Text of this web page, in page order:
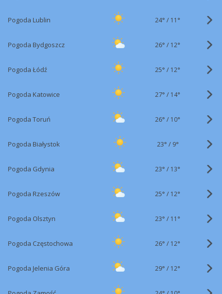
Pogoda Lublin 24° / 11°
Pogoda Bydgoszcz 26° / 12°
Pogoda Łódź 25° / 12°
Pogoda Katowice 27° / 14°
Pogoda Toruń 26° / 10°
Pogoda Białystok 23° / 9°
Pogoda Gdynia 23° / 13°
Pogoda Rzeszów 25° / 12°
Pogoda Olsztyn 23° / 11°
Pogoda Częstochowa 26° / 12°
Pogoda Jelenia Góra 29° / 12°